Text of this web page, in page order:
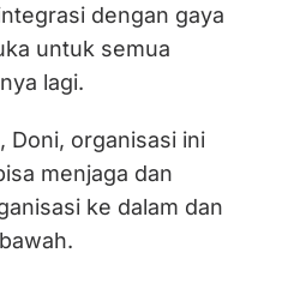
dengan gaya
untuk semua
lagi.
Doni, organisasi ini
menjaga dan
ke dalam dan